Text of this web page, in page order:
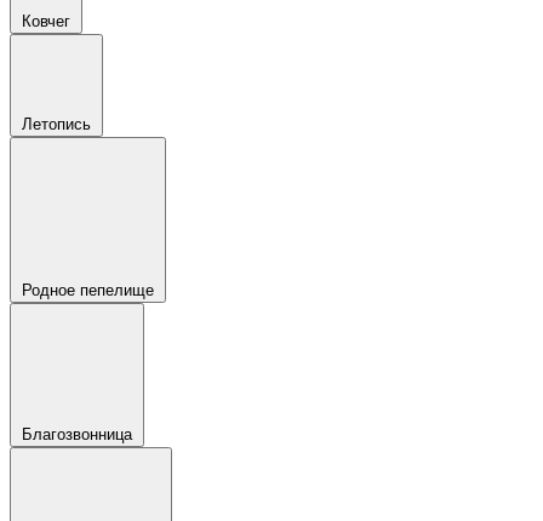
Ковчег
Летопись
Родное пепелище
Благозвонница